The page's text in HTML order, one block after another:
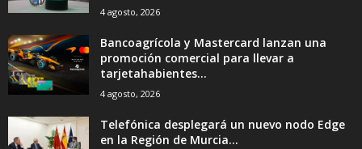
4 agosto, 2026
Bancoagrícola y Mastercard lanzan una
promoción comercial para llevar a
tarjetahabientes...
4 agosto, 2026
Telefónica desplegará un nuevo nodo Edge
en la Región de Murcia...